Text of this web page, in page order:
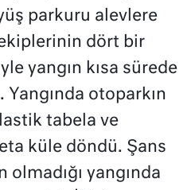
parkuru alevlere
dört bir
yangın kısa sürede
Yangında otoparkın
tabela ve
küle döndü. Şans
olmadığı yangında